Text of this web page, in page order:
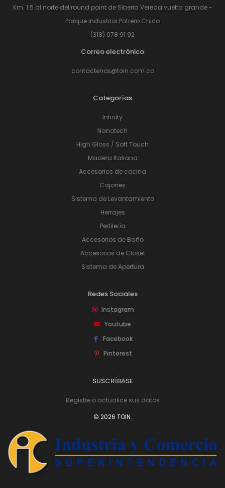
Km. 1.5 al norte del round point de Siberia Vereda vuelta grande -
Parque Industrial Potrero Chico
(318) 078 91 92
Correo electrónico
contactenos@toin.com.co
Categorías
Infinity
Nanotech
High Gloss / Soft Touch
Madera Italiana
Accesorios de cocina
Cajones
Sistema de Levantamiento
Herrajes
Perfilería
Accesorios de Baño
Accesorios de Closet
Sistema de Apertura
Redes Sociales
Instagram
Youtube
Facebook
Pinterest
SUSCRÍBASE
Registre o actualice sus datos
© 2026 TOIN.